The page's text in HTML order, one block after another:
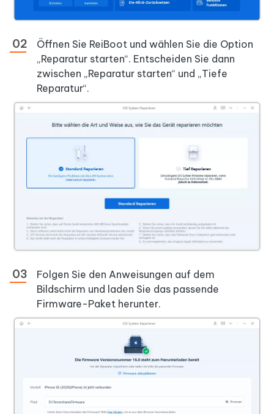
Öffnen Sie ReiBoot und wählen Sie die Option
„Reparatur starten“. Entscheiden Sie dann
zwischen „Reparatur starten“ und „Tiefe
Reparatur“.
Folgen Sie den Anweisungen auf dem
Bildschirm und laden Sie das passende
Firmware-Paket herunter.